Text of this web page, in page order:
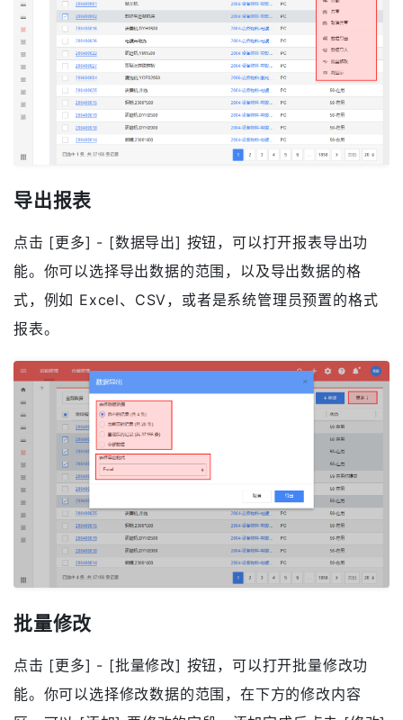
行删除。需要注意的是，删除按钮仅在你有权限时才会
显示。
导出报表
点击 [更多] - [数据导出] 按钮，可以打开报表导出功
能。你可以选择导出数据的范围，以及导出数据的格
式，例如 Excel、CSV，或者是系统管理员预置的格式
报表。